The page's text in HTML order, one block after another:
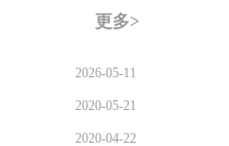
更多>
2026-05-11
2020-05-21
2020-04-22